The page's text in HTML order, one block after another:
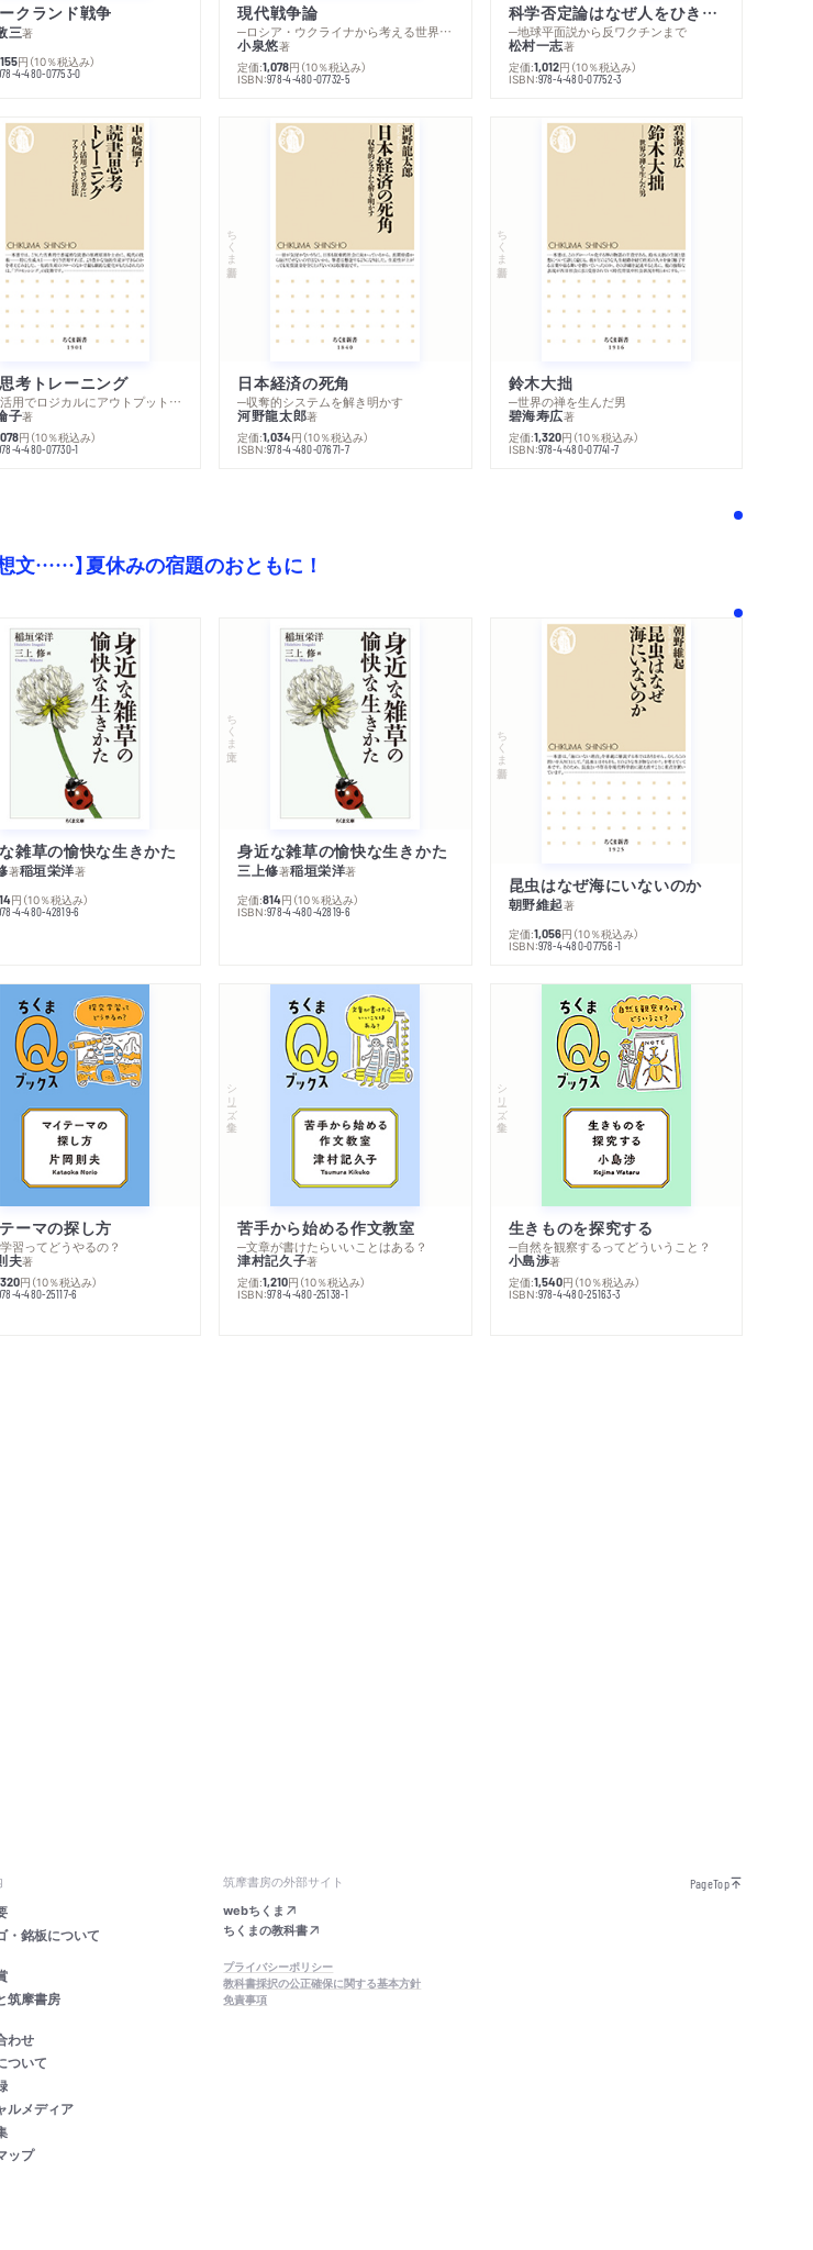
クランド戦争
三著
円 （10％税込み）
4-480-07753-0
現代戦争論
─ロシア・ウクライナから考える世界の行方
小泉悠著
定価:1,078円 （10％税込み）
ISBN:978-4-480-07732-5
科学否定論はなぜ人をひきつけるのか
─地球平面説から反ワクチンまで
松村一志著
定価:1,012円 （10％税込み）
ISBN:978-4-480-07752-3
考トレーニング
─ＡＩ活用でロジカルにアウトプットする技法
子著
円 （10％税込み）
4-480-07730-1
ちくま新書
日本経済の死角
─収奪的システムを解き明かす
河野龍太郎著
定価:1,034円 （10％税込み）
ISBN:978-4-480-07671-7
ちくま新書
鈴木大拙
─世界の禅を生んだ男
碧海寿広著
定価:1,320円 （10％税込み）
ISBN:978-4-480-07741-7
文……】夏休みの宿題のおともに！
雑草の愉快な生きかた
著稲垣栄洋著
円 （10％税込み）
4-480-42819-6
ちくま文庫
身近な雑草の愉快な生きかた
三上修著稲垣栄洋著
定価:814円 （10％税込み）
ISBN:978-4-480-42819-6
ちくま新書
昆虫はなぜ海にいないのか
朝野維起著
定価:1,056円 （10％税込み）
ISBN:978-4-480-07756-1
ーマの探し方
習ってどうやるの？
夫著
円 （10％税込み）
4-480-25117-6
シリーズ・全集
苦手から始める作文教室
─文章が書けたらいいことはある？
津村記久子著
定価:1,210円 （10％税込み）
ISBN:978-4-480-25138-1
シリーズ・全集
生きものを探究する
─自然を観察するってどういうこと？
小島渉著
定価:1,540円 （10％税込み）
ISBN:978-4-480-25163-3
・銘板について
筑摩書房
わせ
ついて
ルメディア
ップ
筑摩書房の外部サイト
webちくま
ちくまの教科書
プライバシーポリシー
教科書採択の公正確保に関する基本方針
免責事項
PageTop